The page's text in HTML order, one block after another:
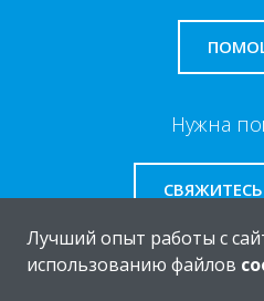
Нужна
Лучший опыт работы с
использованию файлов